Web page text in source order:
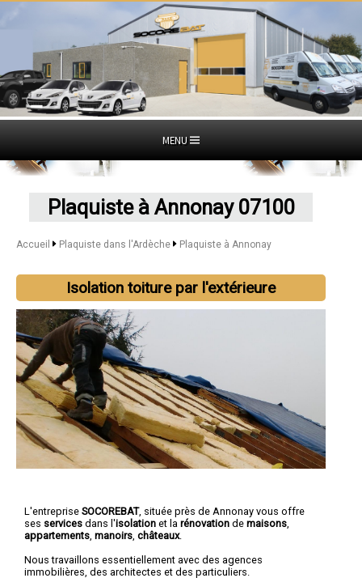
MENU
Plaquiste à Annonay 07100
Accueil Plaquiste dans l'Ardèche Plaquiste à Annonay
Isolation toiture par l'extérieure
L'entreprise SOCOREBAT, située près de Annonay vous offre
ses services dans l'isolation et la rénovation de maisons,
appartements, manoirs, châteaux.
Nous travaillons essentiellement avec des agences
immobilières, des architectes et des particuliers.